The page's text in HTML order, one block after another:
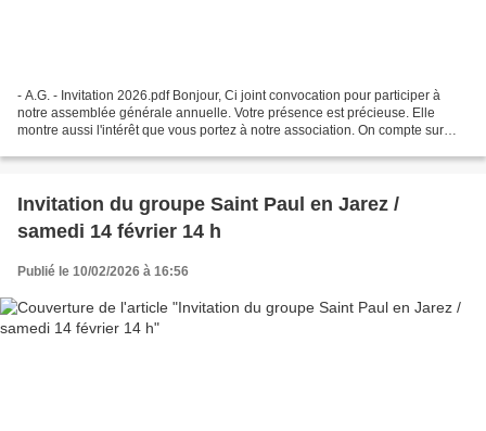
- A.G. - Invitation 2026.pdf Bonjour, Ci joint convocation pour participer à
notre assemblée générale annuelle. Votre présence est précieuse. Elle
montre aussi l'intérêt que vous portez à notre association. On compte sur
Invitation du groupe Saint Paul en Jarez /
samedi 14 février 14 h
Publié le 10/02/2026 à 16:56